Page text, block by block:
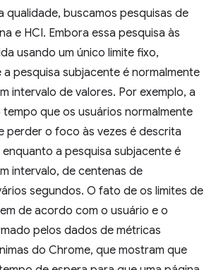
qualidade, buscamos pesquisas de
e HCI. Embora essa pesquisa às
usando um único limite fixo,
pesquisa subjacente é normalmente
intervalo de valores. Por exemplo, a
que os usuários normalmente
perder o foco às vezes é descrita
a pesquisa subjacente é
intervalo, de centenas de
segundos. O fato de os limites de
de acordo com o usuário e o
pelos dados de métricas
do Chrome, que mostram que